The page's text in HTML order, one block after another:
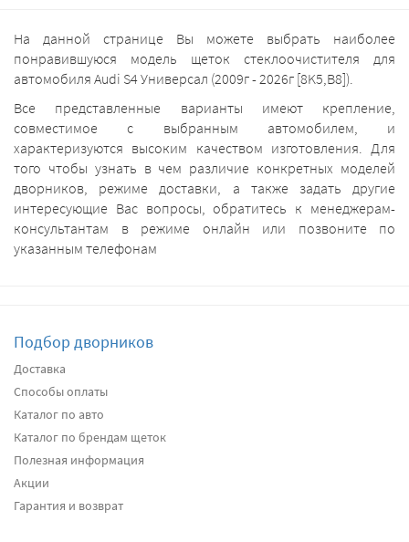
На данной странице Вы можете выбрать наиболее
понравившуюся модель щеток стеклоочистителя для
автомобиля Audi S4 Универсал (2009г - 2026г [8K5,B8]).
Все представленные варианты имеют крепление,
совместимое с выбранным автомобилем, и
характеризуются высоким качеством изготовления. Для
того чтобы узнать в чем различие конкретных моделей
дворников, режиме доставки, а также задать другие
интересующие Вас вопросы, обратитесь к менеджерам-
консультантам в режиме онлайн или позвоните по
указанным телефонам
Подбор дворников
Доставка
Способы оплаты
Каталог по авто
Каталог по брендам щеток
Полезная информация
Акции
Гарантия и возврат